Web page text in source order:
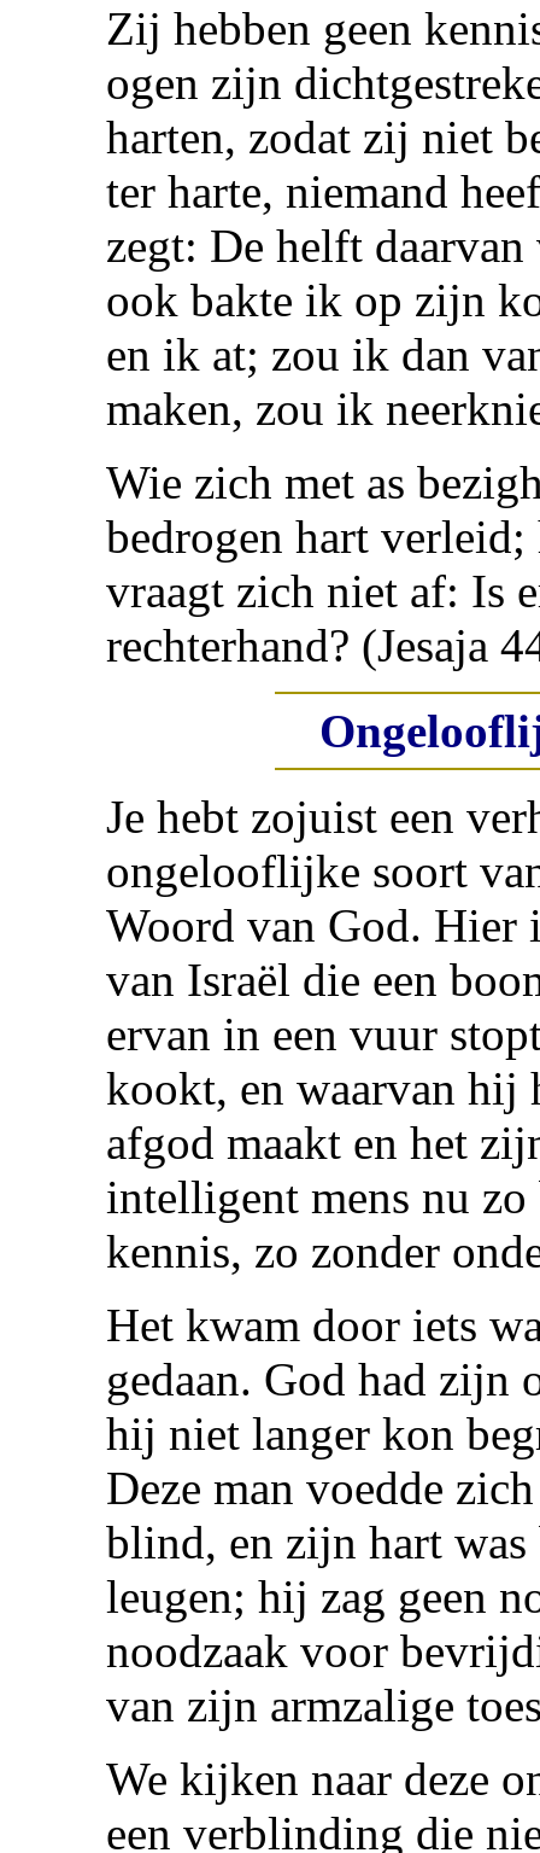
Zij hebben geen
ogen zijn
harten, zodat zij niet
ter harte, niemand
zegt: De helft
ook bakte ik op zijn
en ik at; zou ik dan
maken, zou ik
Wie zich met as
bedrogen hart
vraagt zich niet af: Is
rechterhand? (Jesaja
Je hebt zojuist een
ongelooflijke soort
Woord van God. Hier
van Israël die een
ervan in een vuur
kookt, en waarvan hij
afgod maakt en het
intelligent mens nu
kennis, zo zonder
Het kwam door iets
gedaan. God had zijn
hij niet langer kon
Deze man voedde
blind, en zijn hart
leugen; hij zag geen
noodzaak voor
van zijn armzalige
We kijken naar deze
een verblinding die